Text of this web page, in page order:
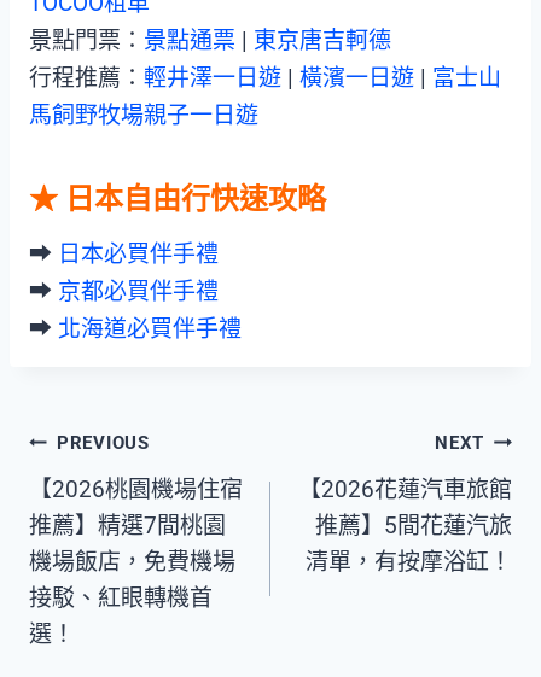
景點門票： 景點通票 | 東京唐吉軻德
行程推薦： 輕井澤一日遊 | 橫濱一日遊 | 富士山
馬飼野牧場親子一日遊
★ 日本自由行快速攻略
➡︎ 日本必買伴手禮
➡︎ 京都必買伴手禮
➡︎ 北海道必買伴手禮
Post
navigation
PREVIOUS
【2026桃園機場住宿
推薦】精選7間桃園
機場飯店，免費機場
接駁、紅眼轉機首
選！
NEXT
【2026花蓮汽車旅館
推薦】5間花蓮汽旅
清單，有按摩浴缸！